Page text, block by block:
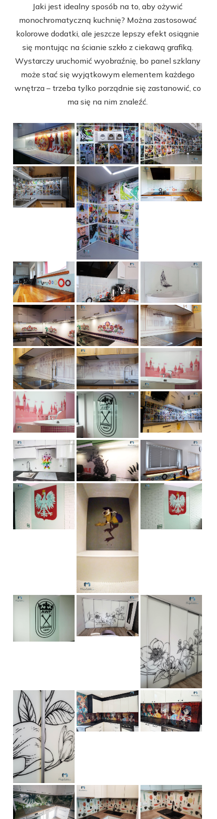
Jaki jest idealny sposób na to, aby ożywić
monochromatyczną kuchnię? Można zastosować
kolorowe dodatki, ale jeszcze lepszy efekt osiągnie
się montując na ścianie szkło z ciekawą grafiką.
Wystarczy uruchomić wyobraźnię, bo panel szklany
może stać się wyjątkowym elementem każdego
wnętrza – trzeba tylko porządnie się zastanowić, co
ma się na nim znaleźć.